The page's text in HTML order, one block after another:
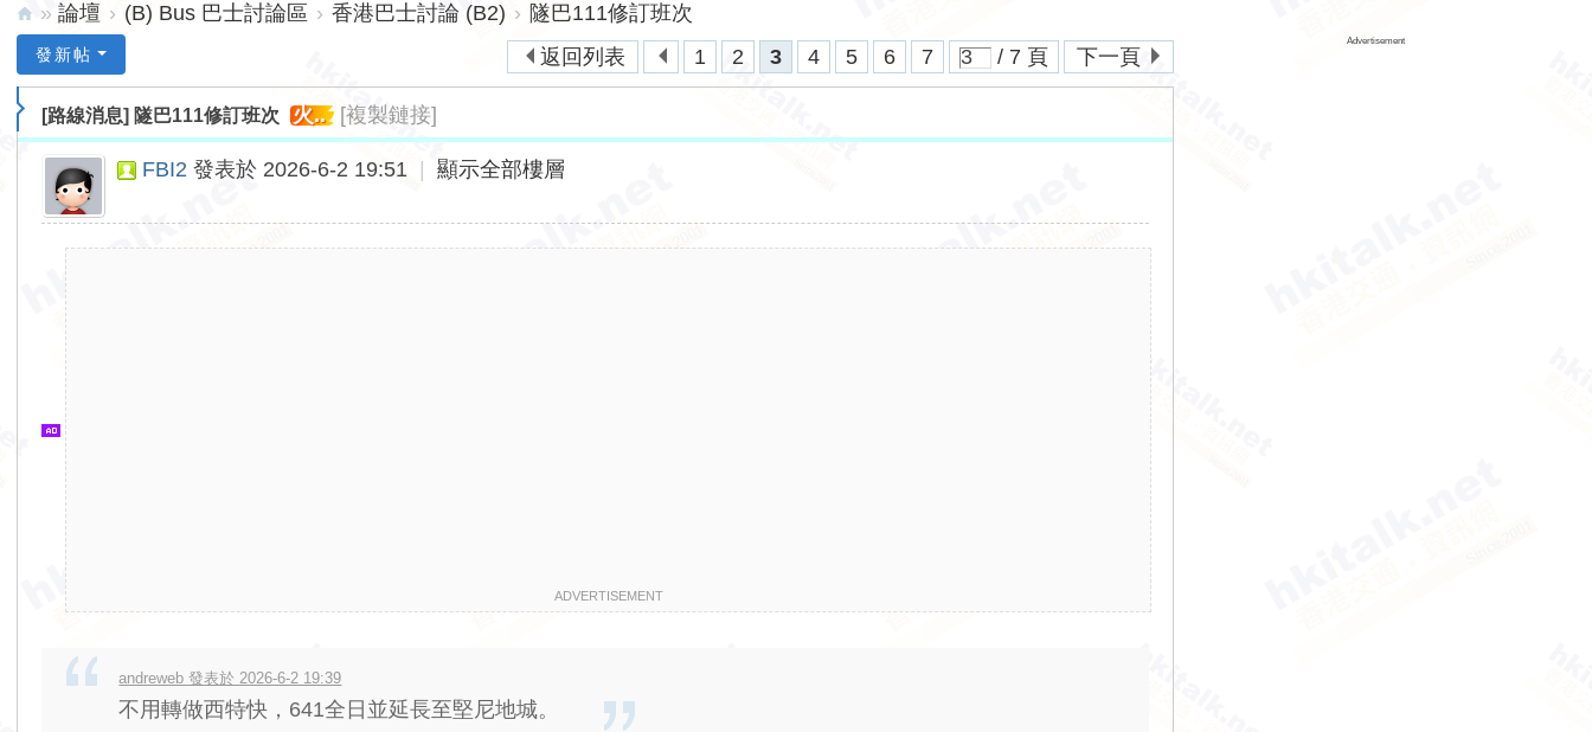
lk.
» 論壇 › (B) Bus 巴士討論區 › 香港巴士討論 (B2) › 隧巴111修訂班次
1
2 3 4 5 6 7 / 7 頁 下一頁
返回列表
發新帖
[路線消息] 隧巴111修訂班次 火.. [複製鏈接]
FBI2 發表於 2026-6-2 19:51 顯示全部樓層
ADVERTISEMENT
andreweb 發表於 2026-6-2 19:39
不用轉做西特快，641全日並延長至堅尼地城。
Advertisement